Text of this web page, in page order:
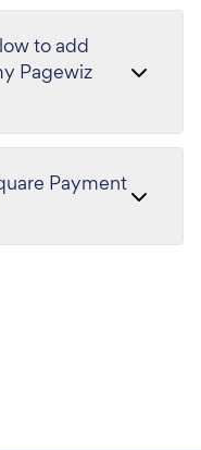
to add
Pagewiz
Payment